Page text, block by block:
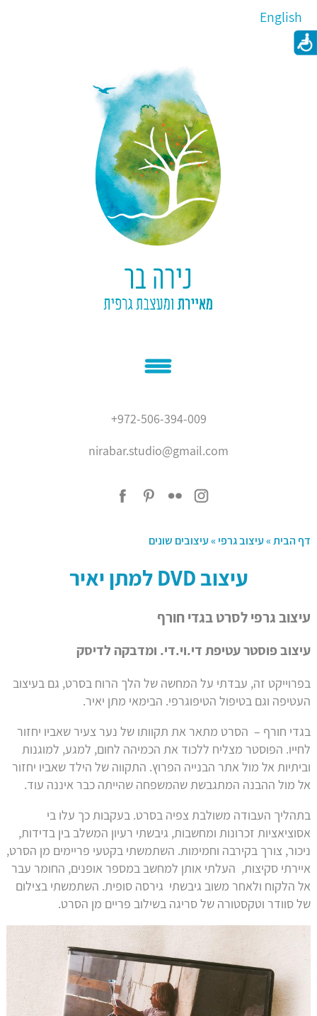
English
אודותיי
נירה בר
איור
צור קשר
'???? ?????'
+972-506-394-009
nirabar.studio@gmail.com
דף הבית»עיצוב גרפי»עיצובים שונים
עיצוב DVD למתן יאיר
עיצוב גרפי לסרט בגדי חורף
עיצוב פוסטר עטיפת די.וי.די. ומדבקה לדיסק
בפרוייקט זה, עבדתי על המחשה של הלך הרוח בסרט, גם בעיצוב
העטיפה וגם בטיפול הטיפוגרפי. הבימאי מתן יאיר.
בגדי חורף – הסרט מתאר את תקוותו של נער צעיר שאביו יחזור
לחייו. הפוסטר מצליח ללכוד את הכמיהה לחום, למגע, למוגנות
וביתיות אל מול אתר הבנייה הפרוץ. התקווה של הילד שאביו יחזור
אל מול ההבנה המתגבשת שהמשפחה שהייתה כבר איננה עוד.
בתהליך העבודה משולבת צפיה בסרט. בעקבות כך עלו בי
אסוציאציות זכרונות ומחשבות, גיבשתי רעיון המשלב בין בדידות,
ניכור, צורך בקירבה וחמימות. השתמשתי בקטעי פריימים מן הסרט,
איירתי סקיצות, העלתי אותן למחשב במספר אופנים, החומר עבר
אל הלקוח ולאחר משוב גיבשתי גירסה סופית. השתמשתי בצילום
של סוודר וטקסטורה של סריגה בשילוב פריים מן הסרט.